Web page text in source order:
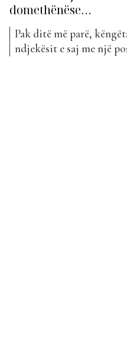
domethënëse…
Pak ditë më parë,
ndjekësit e saj me një